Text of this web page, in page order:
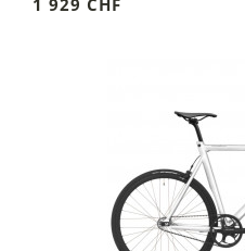
1 929 CHF